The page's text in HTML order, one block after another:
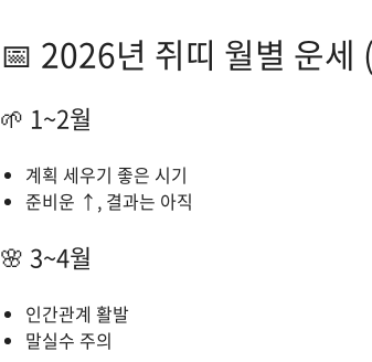
📅 2026년 쥐띠 월별 운세
🌱 1~2월
계획 세우기 좋은 시기
준비운 ↑, 결과는 아직
🌸 3~4월
인간관계 활발
말실수 주의